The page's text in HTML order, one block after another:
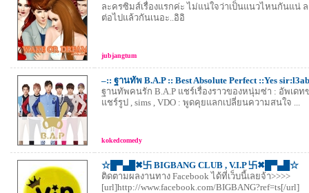
ละครซิมส์เรื่องแรกค่ะ ไม่แน่ใจว่าเป็นแนวไหนกันแน่
ต่อไปแล้วกันเนอะ..อิอิ
jubjangtum
–:: ฐานทัพ B.A.P :: Best Absolute Perfect ::Yes
ฐานทัพคนรัก B.A.P แชร์เรื่องราวของหนุ่มซ่า : อัพเดท
แชร์รูป , sims , VDO : พูดคุยแลกเปลี่ยนความสนใจ ...
kokedcomedy
☆█▀▄█✖卐 BIGBANG CLUB , V.I.P 卐✖█▀▄█☆
ติดตามผลงานทาง Facebook ได้ที่เว็บนี้เลยจ้า>>>>
[url]http://www.facebook.com/BIGBANG?ref=ts[/url]